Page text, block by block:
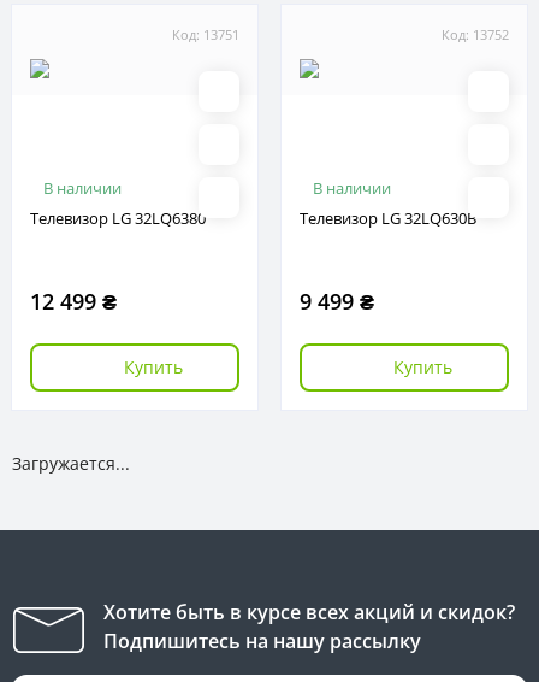
Код: 13751
В наличии
Телевизор LG 32LQ6380
12 499 ₴
Купить
Код: 13752
В наличии
Телевизор LG 32LQ630B
9 499 ₴
Купить
Загружается...
Хотите быть в курсе всех акций и скидок?
Подпишитесь на нашу рассылку